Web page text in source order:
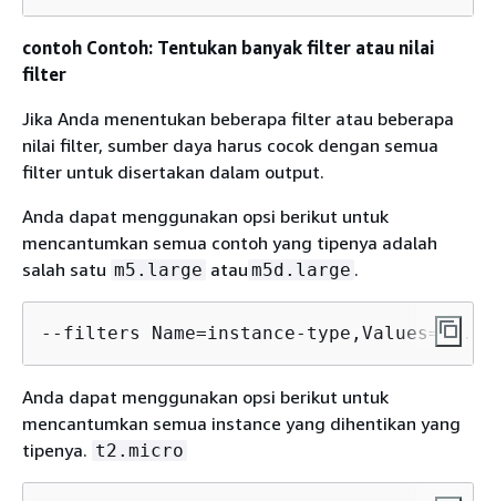
contoh Contoh: Tentukan banyak filter atau nilai
filter
Jika Anda menentukan beberapa filter atau beberapa
nilai filter, sumber daya harus cocok dengan semua
filter untuk disertakan dalam output.
Anda dapat menggunakan opsi berikut untuk
mencantumkan semua contoh yang tipenya adalah
salah satu m5.large atau m5d.large .
--filters Name=instance-
Anda dapat menggunakan opsi berikut untuk
mencantumkan semua instance yang dihentikan yang
tipenya. t2.micro